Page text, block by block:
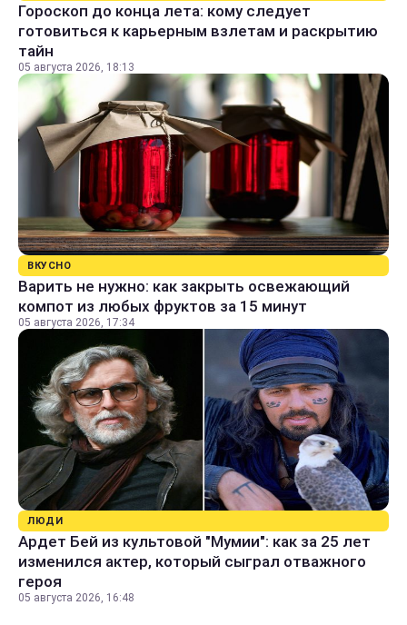
Гороскоп до конца лета: кому следует
готовиться к карьерным взлетам и раскрытию
тайн
05 августа 2026, 18:13
ВКУСНО
Варить не нужно: как закрыть освежающий
компот из любых фруктов за 15 минут
05 августа 2026, 17:34
ЛЮДИ
Ардет Бей из культовой "Мумии": как за 25 лет
изменился актер, который сыграл отважного
героя
05 августа 2026, 16:48